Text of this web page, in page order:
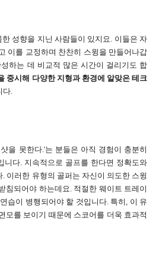
성향을 지닌 사람들이 있지요. 이들은 자
이를 교정하며 찬찬히 스윙을 만들어나갑
하는 데 비교적 많은 시간이 걸리기도 합
중시해 다양한 지형과 환경에 알맞은 테크
다.
을 못한다.'는 분들은 아직 경험이 충분히
니다. 지속적으로 골프를 한다면 정확도와
이러한 유형의 골퍼는 자신이 의도한 스윙
침되어야 하는데요. 적절한 웨이트 트레이
습이 병행되어야 할 것입니다. 특히, 이 유
모를 보이기 때문에 스코어를 더욱 효과적